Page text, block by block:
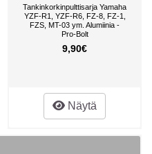
Tankinkorkinpulttisarja Yamaha
YZF-R1, YZF-R6, FZ-8, FZ-1,
FZS, MT-03 ym. Alumiinia -
Pro-Bolt
9,90€
Näytä